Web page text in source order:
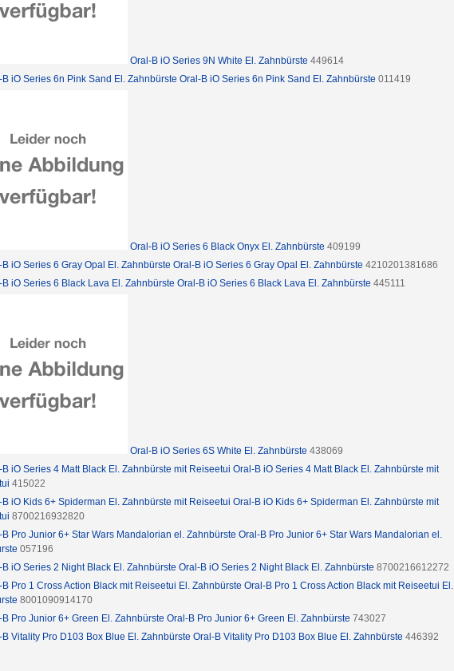
Oral-B iO Series 9N White El. Zahnbürste 449614
Oral-B iO Series 6n Pink Sand El. Zahnbürste 011419
Oral-B iO Series 6 Black Onyx El. Zahnbürste 409199
Oral-B iO Series 6 Gray Opal El. Zahnbürste 4210201381686
Oral-B iO Series 6 Black Lava El. Zahnbürste 445111
Oral-B iO Series 6S White El. Zahnbürste 438069
Oral-B iO Series 4 Matt Black El. Zahnbürste mit
415022
Oral-B iO Kids 6+ Spiderman El. Zahnbürste mit
8700216932820
Oral-B Pro Junior 6+ Star Wars Mandalorian el.
057196
Oral-B iO Series 2 Night Black El. Zahnbürste 8700216612272
Oral-B Pro 1 Cross Action Black mit Reiseetui El.
8001090914170
Oral-B Pro Junior 6+ Green El. Zahnbürste 743027
Oral-B Vitality Pro D103 Box Blue El. Zahnbürste 446392